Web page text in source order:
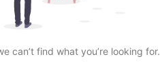
can’t find what you’re looking for.